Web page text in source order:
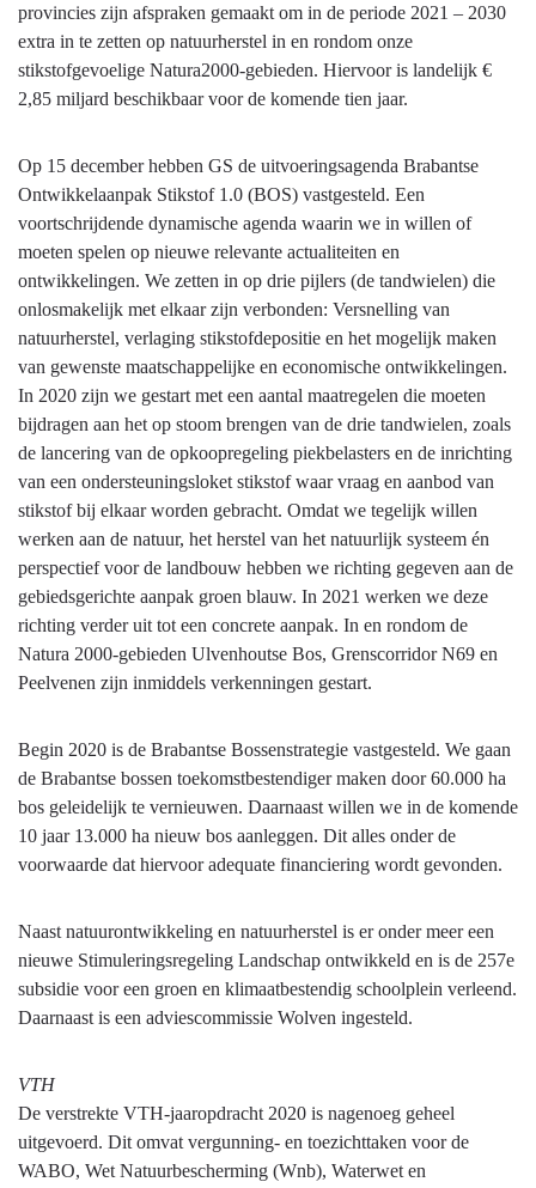
provincies zijn afspraken gemaakt om in de periode 2021 – 2030
extra in te zetten op natuurherstel in en rondom onze
stikstofgevoelige Natura2000-gebieden. Hiervoor is landelijk €
2,85 miljard beschikbaar voor de komende tien jaar.
Op 15 december hebben GS de uitvoeringsagenda Brabantse
Ontwikkelaanpak Stikstof 1.0 (BOS) vastgesteld. Een
voortschrijdende dynamische agenda waarin we in willen of
moeten spelen op nieuwe relevante actualiteiten en
ontwikkelingen. We zetten in op drie pijlers (de tandwielen) die
onlosmakelijk met elkaar zijn verbonden: Versnelling van
natuurherstel, verlaging stikstofdepositie en het mogelijk maken
van gewenste maatschappelijke en economische ontwikkelingen.
In 2020 zijn we gestart met een aantal maatregelen die moeten
bijdragen aan het op stoom brengen van de drie tandwielen, zoals
de lancering van de opkoopregeling piekbelasters en de inrichting
van een ondersteuningsloket stikstof waar vraag en aanbod van
stikstof bij elkaar worden gebracht. Omdat we tegelijk willen
werken aan de natuur, het herstel van het natuurlijk systeem én
perspectief voor de landbouw hebben we richting gegeven aan de
gebiedsgerichte aanpak groen blauw. In 2021 werken we deze
richting verder uit tot een concrete aanpak. In en rondom de
Natura 2000-gebieden Ulvenhoutse Bos, Grenscorridor N69 en
Peelvenen zijn inmiddels verkenningen gestart.
Begin 2020 is de Brabantse Bossenstrategie vastgesteld. We gaan
de Brabantse bossen toekomstbestendiger maken door 60.000 ha
bos geleidelijk te vernieuwen. Daarnaast willen we in de komende
10 jaar 13.000 ha nieuw bos aanleggen. Dit alles onder de
voorwaarde dat hiervoor adequate financiering wordt gevonden.
Naast natuurontwikkeling en natuurherstel is er onder meer een
nieuwe Stimuleringsregeling Landschap ontwikkeld en is de 257e
subsidie voor een groen en klimaatbestendig schoolplein verleend.
Daarnaast is een adviescommissie Wolven ingesteld.
VTH
De verstrekte VTH-jaaropdracht 2020 is nagenoeg geheel
uitgevoerd. Dit omvat vergunning- en toezichttaken voor de
WABO, Wet Natuurbescherming (Wnb), Waterwet en